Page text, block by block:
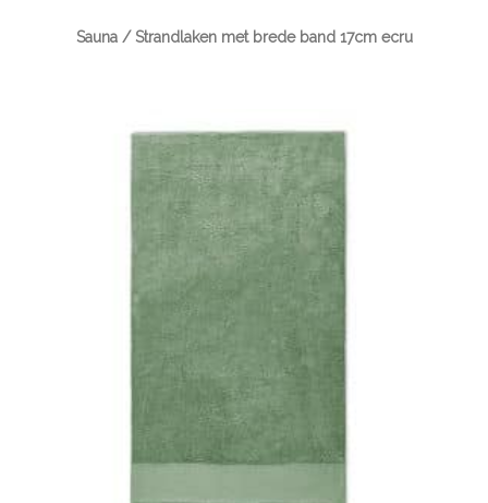
Sauna / Strandlaken met brede band 17cm ecru